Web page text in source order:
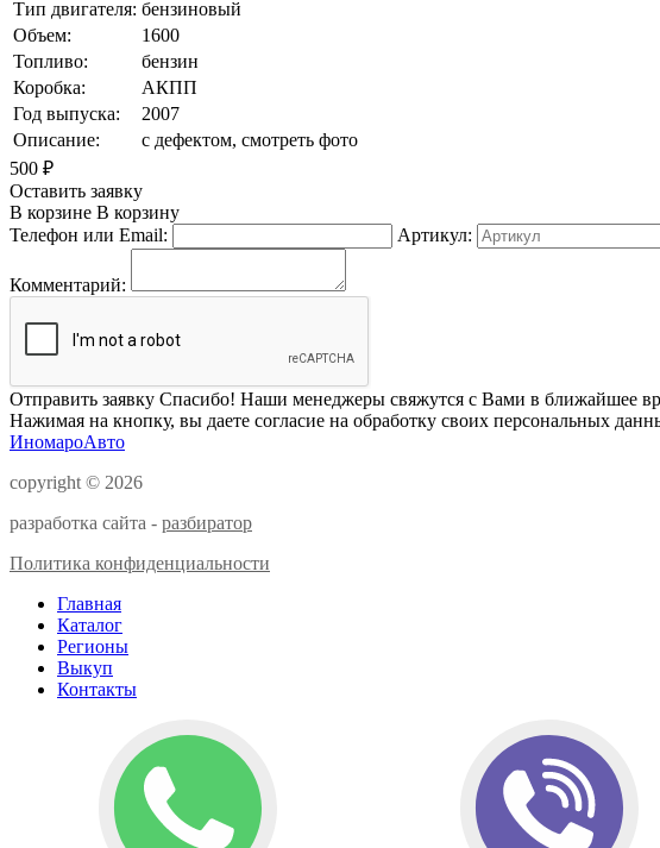
Тип двигателя: бензиновый
Объем:
1600
Топливо:
бензин
Коробка:
АКПП
Год выпуска:
2007
Описание:
с дефектом, смотреть фото
500 ₽
Оставить заявку
В корзине В корзину
Телефон или Email:
Артикул:
Комментарий:
Отправить заявку Спасибо! Наши менеджеры свяжутся с Вами в ближайшее
Нажимая на кнопку, вы даете согласие на обработку своих персональных
ИномароАвто
copyright © 2026
разработка сайта - разбиратор
Политика конфиденциальности
Главная
Каталог
Регионы
Выкуп
Контакты